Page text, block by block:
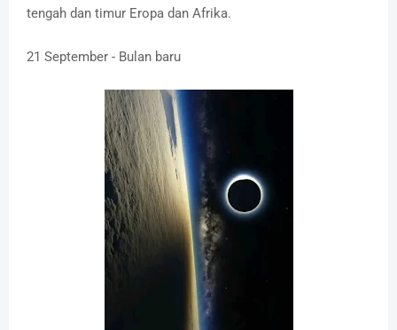
tengah dan timur Eropa dan Afrika.
21 September - Bulan baru